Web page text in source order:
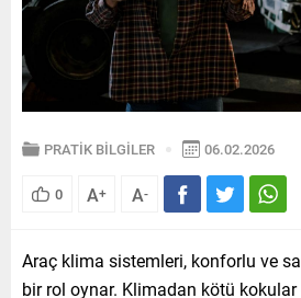
PRATİK BİLGİLER 06.02.2026
0 A+ A-
Araç klima sistemleri, konforlu ve
bir rol oynar. Klimadan kötü